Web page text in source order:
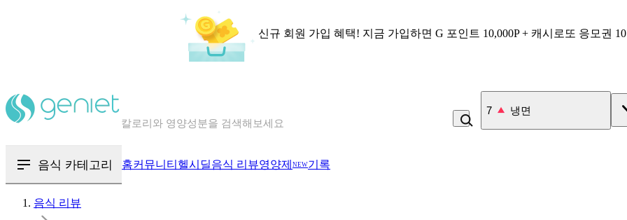
신규 회원 가입 혜택! 지금 가입하면 G 포인트 10,000P + 캐시로또 응모권
혈당 · 다이어트 음식 검색해보세요
7 냉면
음식 카테고리 홈커뮤니티 헬시딜음식 리뷰영양제 NEW기록
음식 리뷰